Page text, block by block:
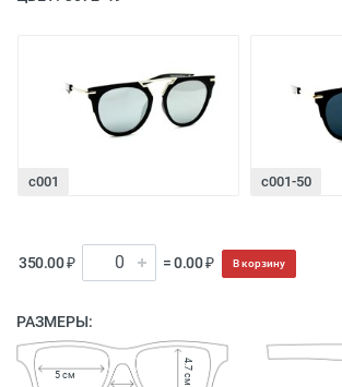
с001 с001-50
350.00 ₽ = 0.00 ₽ В корзину
РАЗМЕРЫ:
5 см 4.7 см